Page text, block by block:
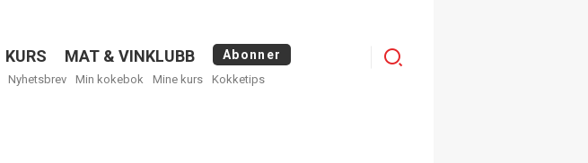
KURS MAT & VINKLUBB Abonner
Nyhetsbrev Min kokebok Mine kurs Kokketips
Menu